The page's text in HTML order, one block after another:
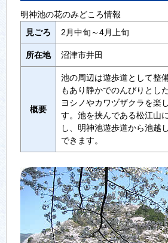
明神池の花のみどころ情報
見ごろ
2月中旬～4月上旬
所在地 沼津市井田
概要
池の周辺は遊歩道として整
もあり静かでのんびりとし
ヨシノやカワヅザクラを楽
す。池を挟んである松江山
し、明神池遊歩道から池越
できます。